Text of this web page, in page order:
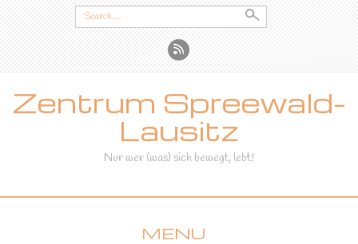
Search
for:
Zentrum Spreewald-
Lausitz
Nur wer (was) sich bewegt, lebt!
MENU